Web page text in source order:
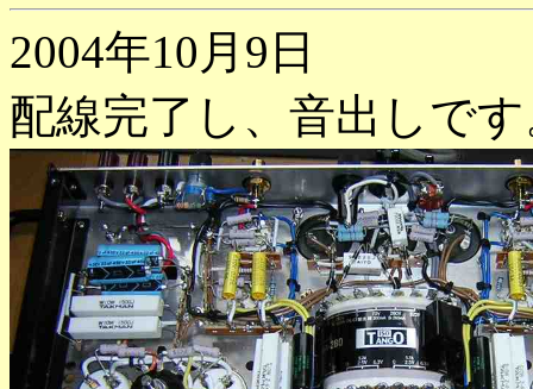
2004年10月9日
配線完了し、音出しで